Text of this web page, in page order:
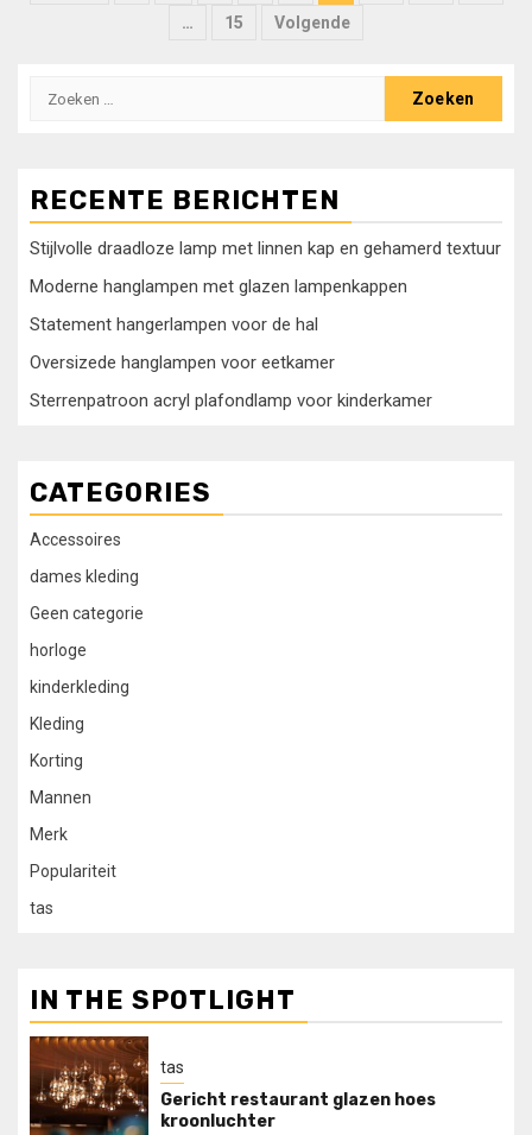
paginering
… 15 Volgende
Zoeken
RECENTE BERICHTEN
Stijlvolle draadloze lamp met linnen kap en gehamerd textuur
Moderne hanglampen met glazen lampenkappen
Statement hangerlampen voor de hal
Oversizede hanglampen voor eetkamer
Sterrenpatroon acryl plafondlamp voor kinderkamer
CATEGORIES
Accessoires
dames kleding
Geen categorie
horloge
kinderkleding
Kleding
Korting
Mannen
Merk
Populariteit
tas
IN THE SPOTLIGHT
tas
Gericht restaurant glazen hoes
kroonluchter